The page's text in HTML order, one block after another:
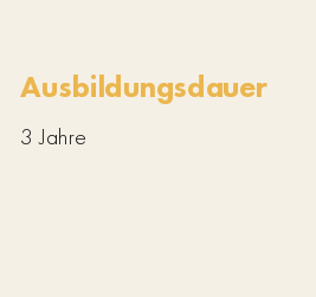
Ausbildungsdauer
3 Jahre